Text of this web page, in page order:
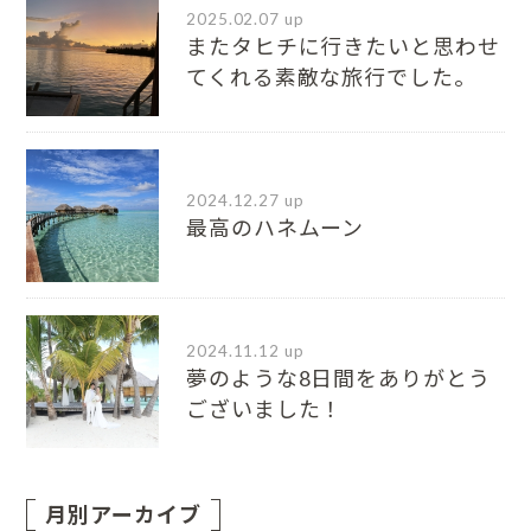
2025.02.07 up
またタヒチに行きたいと思わせ
てくれる素敵な旅行でした。
2024.12.27 up
最高のハネムーン
2024.11.12 up
夢のような8日間をありがとう
ございました！
月別アーカイブ